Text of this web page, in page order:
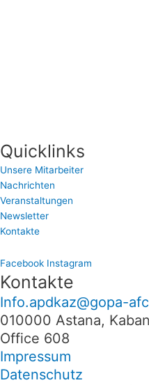
Quicklinks
Unsere Mitarbeiter
Nachrichten
Veranstaltungen
Newsletter
Kontakte
Facebook Instagram
Kontakte
Info.apdkaz@gopa-
010000 Astana,
Office 608
Impressum
Datenschutz